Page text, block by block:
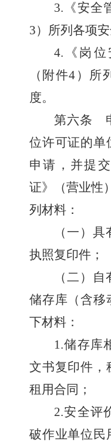
3. 《安
3）所列各项
4. 《岗
（附件4 ）所
度。
第六条
位许可证的单
申请，并提
证》（营业性
列材料：
（一）
执照复印件；
（二）
储存库（含移
下材料：
1.储存库
文书复印件，
租用合同；
2.安全评
破作业单位民